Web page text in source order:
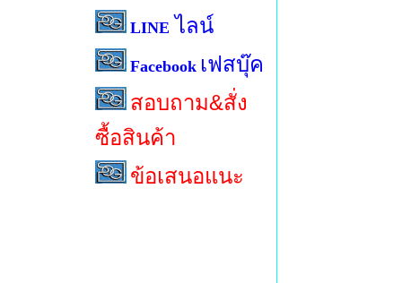
LINE ไลน์
Facebook เฟสบุ๊ค
สอบถาม&สั่ง
ซื้อสินค้า
ข้อเสนอแนะ